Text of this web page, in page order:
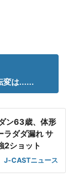
変は......
ン63歳、体形
ラダダ漏れ サ
2ショット
J-CASTニュース